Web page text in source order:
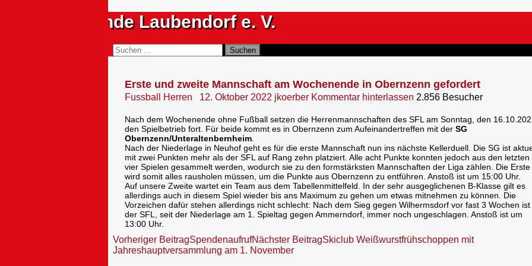
Sportfreunde Laubendorf e. V.
Suchen
nach:
Erste und zweite Mannschaft am Wochenende in Obernzenn gefordert
Fussball Herren 12. Oktober 2022 jkoerber Kommentar hinterlassen 2.856 Besucher
Nach dem Wochenende ohne Fußball setzen die Herrenmannschaften des SFL am Sonntag, den
den Spielbetrieb fort. Für beide kommt es in Obernzenn zum Aufeinandertreffen mit der SG
Obernzenn/Unteraltenbernheim
Nach der Niederlage in Neuhof geht es für die erste Mannschaft nun ins nächste Kellerduell. Die SG ist
mit zwei Punkten mehr als der SFL auf Rang zehn platziert. Alle acht Punkte konnten jedoch aus den letzten
vier Spielen gesammelt werden, wodurch sie zu den formstärksten Mannschaften der Liga zählen. Die Erste
wird somit alles rausholen müssen, um die Punkte aus Obernzenn zu entführen. Anstoß ist um 15:00 Uhr.
Auf unsere Zweite wartet ein Team aus dem Tabellenmittelfeld. In der sehr ausgeglichenen B-Klasse gilt es
allerdings auch in diesem Spiel wieder bis ans Maximum zu gehen um etwas mitnehmen zu können. Die
Vorzeichen dafür stehen allerdings nicht schlecht: Nach dem Sieg gegen Wilhermsdorf vor fast 3 Wochen ist
der SFL, seit der Niederlage am 1. Spieltag gegen Ammerndorf, immer noch ungeschlagen. Anstoß ist um
13:00 Uhr.
Beitragsnavigation
Vorheriger BeitragSpendenaufrufNächster BeitragSkiclub Weißwurstfrühschoppen mit
Jahreshauptversammlung am 1. November